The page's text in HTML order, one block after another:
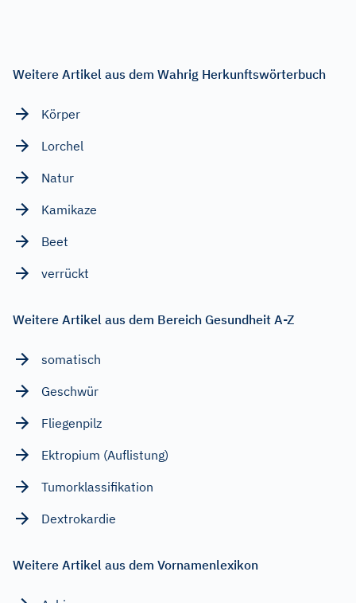
Weitere Artikel aus dem Wahrig Herkunftswörterbuch
Körper
Lorchel
Natur
Kamikaze
Beet
verrückt
Weitere Artikel aus dem Bereich Gesundheit A-Z
somatisch
Geschwür
Fliegenpilz
Ektropium (Auflistung)
Tumorklassifikation
Dextrokardie
Weitere Artikel aus dem Vornamenlexikon